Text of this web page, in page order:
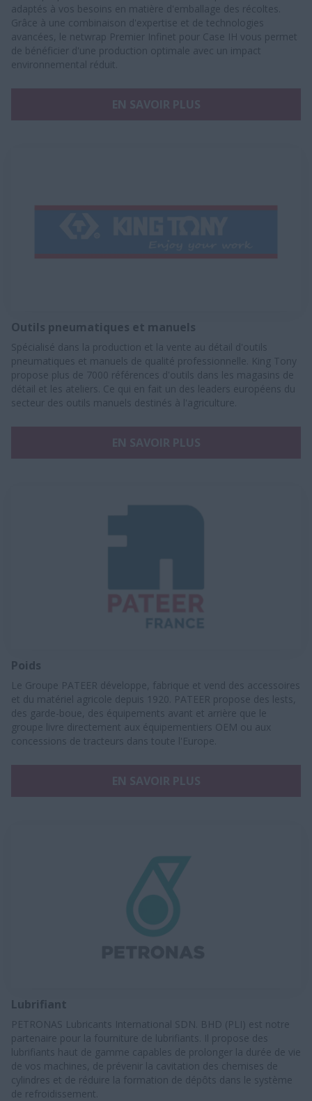
adaptés à vos besoins en matière d'emballage des récoltes.
Grâce à une combinaison d'expertise et de technologies
avancées, le netwrap Premier Infinet pour Case IH vous permet
de bénéficier d'une production optimale avec un impact
environnemental réduit.
Outils pneumatiques et manuels
Spécialisé dans la production et la vente au détail d'outils
pneumatiques et manuels de qualité professionnelle. King Tony
propose plus de 7000 références d'outils dans les magasins de
détail et les ateliers. Ce qui en fait un des leaders européens du
secteur des outils manuels destinés à l'agriculture.
Poids
Le Groupe PATEER développe, fabrique et vend des accessoires
et du matériel agricole depuis 1920. PATEER propose des lests,
des garde-boue, des équipements avant et arrière que le
groupe livre directement aux équipementiers OEM ou aux
concessions de tracteurs dans toute l'Europe.
Lubrifiant
PETRONAS Lubricants International SDN. BHD (PLI) est notre
partenaire pour la fourniture de lubrifiants. Il propose des
lubrifiants haut de gamme capables de prolonger la durée de vie
de vos machines, de prévenir la cavitation des chemises de
cylindres et de réduire la formation de dépôts dans le système
de refroidissement.